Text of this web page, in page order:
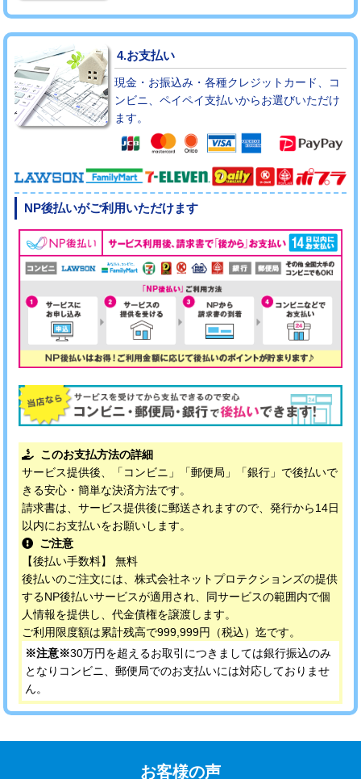
4.お支払い
現金・お振込み・各種クレジットカード、コ
ンビニ、ペイペイ支払いからお選びいただけ
ます。
NP後払いがご利用いただけます
このお支払方法の詳細
サービス提供後、「コンビニ」「郵便局」「銀行」で後払いで
きる安心・簡単な決済方法です。
請求書は、サービス提供後に郵送されますので、発行から14日
以内にお支払いをお願いします。
ご注意
【後払い手数料】 無料
後払いのご注文には、株式会社ネットプロテクションズの提供
するNP後払いサービスが適用され、同サービスの範囲内で個
人情報を提供し、代金債権を譲渡します。
ご利用限度額は累計残高で999,999円（税込）迄です。
※注意※30万円を超えるお取引につきましては銀行振込のみ
となりコンビニ、郵便局でのお支払いには対応しておりませ
ん。
お客様の声